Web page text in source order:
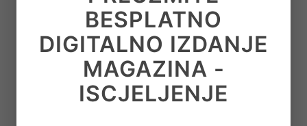
‘CONTROL FREAK’ – KAKO OTPUSTITI
OPSESIVNU POTREBU ZA KONTROLOM
on June 12, 2026
BESPLATNO
DIGITALNO IZDANJE
MAGAZINA -
ISCJELJENJE